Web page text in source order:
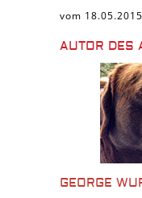
vom 18.05.2015
AUTOR DES
GEORGE